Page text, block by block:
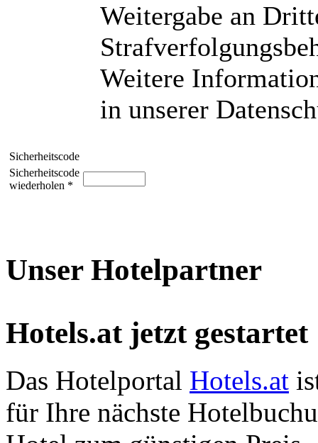
Weitergabe an
Weitere
in unserer
Sicherheitscode
Sicherheitscode
wiederholen *
Unser Hotelpartner
Hotels.at jetzt gestartet
Das Hotelportal Hotels.at
für Ihre nächste